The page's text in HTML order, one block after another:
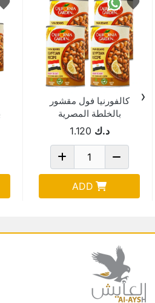
كالفورنيا فول مقشور
بالخلطة المصرية
د.ك 1.120
ADD
‹